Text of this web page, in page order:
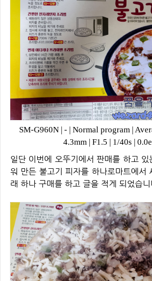
SM-G960N| - | Normal program |
4.3mm | F1.5 | 1/40s |
일단 이번에 오뚜기에서 판매를 하고 있는 돌판오븐에 구
워 만든 불고기 피자를 하나로마트에서
래 하나 구매를 하고 글을 적게 되었습니